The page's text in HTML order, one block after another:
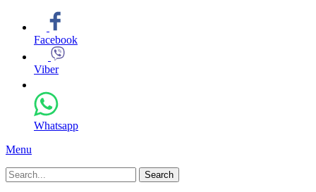
Facebook
Viber
Whatsapp
Menu
Search
for: